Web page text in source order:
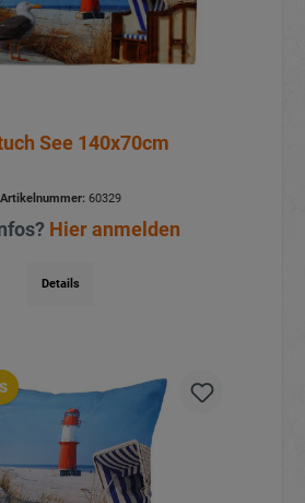
See 140x70cm
Artikelnummer:60329
Hier anmelden
Details